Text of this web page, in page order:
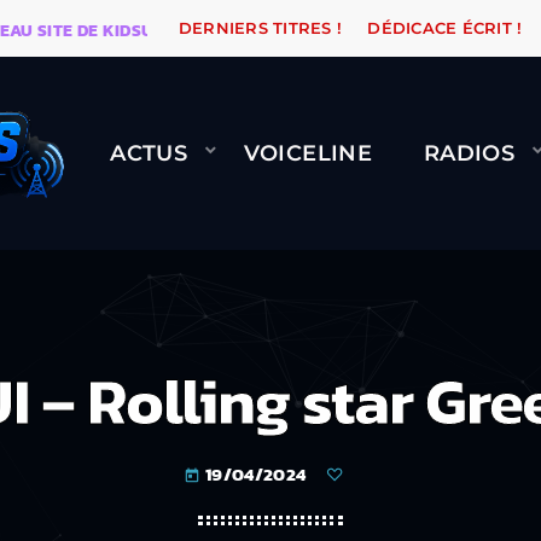
DE KIDSUNE WARÉTRO ORANGE ROAD QUI
DERNIERS TITRES ! DÉDICACE ÉCRIT !
ACTUS VOICELINE RADIOS
– Rolling star
today 19/04/2024